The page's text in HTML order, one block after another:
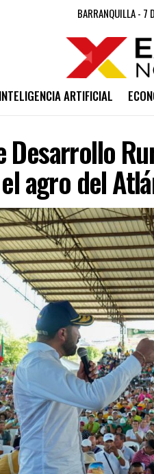
BARRANQUILLA - 7
INTELIGENCIA ARTIFICIAL
Desarrollo
agro del